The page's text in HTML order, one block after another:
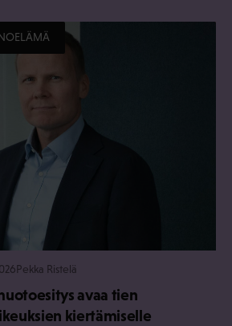
Pekka Ristelä
avaa tien
kiertämiselle